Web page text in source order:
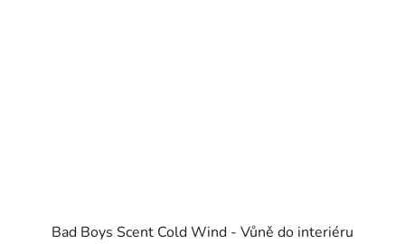
Bad Boys Scent Cold Wind - Vůně do interiéru